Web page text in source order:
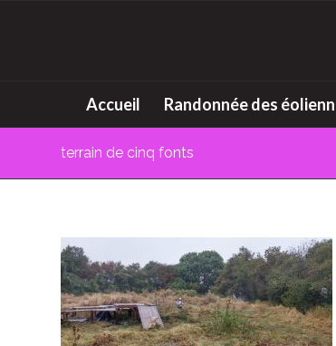
Accueil Randonnée des
terrain de cinq fonts